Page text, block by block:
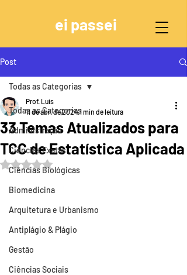
ei passei
Post
Todas as Categorias
Administração
Ciências Exatas
Ciências Biológicas
Biomedicina
Arquitetura e Urbanismo
Antiplágio & Plágio
Gestão
Ciências Sociais
Todas as Categorias
33 Temas Atualizados para
TCC de Estatística Aplicada
Prof. Luis
11 de abr. de 20241 min de leitura
Avaliado com NaN de 5 estrelas.